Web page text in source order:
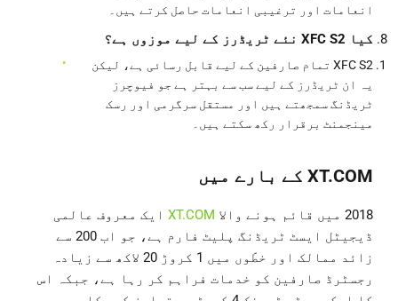
انعامات اور ترغیبی انعامات حاصل کرتے ہیں۔
کیا XFC S2 نئے ٹریڈرز کے لیے موزوں ہے؟
XFC S2 تمام صارفین کے لیے قابل رسائی ہے، لیکن
یہ ان ٹریڈرز کے لیے سب سے بہتر ہے جو فیوچرز
ٹریڈنگ سمجھتے ہیں اور مستقل سرگرمی اور رسک
مینجمنٹ برقرار رکھ سکتے ہیں۔
XT.COM کے بارے میں
2018 میں قائم ہونے والا XT.COM ایک معروف عالمی
ڈیجیٹل ایسٹ ٹریڈنگ پلیٹ فارم ہے، جو اب 200 سے
زائد ممالک اور خطّوں میں 1 کروڑ 20 لاکھ سے زیادہ
رجسٹرڈ صارفین کو خدمات فراہم کر رہا ہے، جبکہ اس